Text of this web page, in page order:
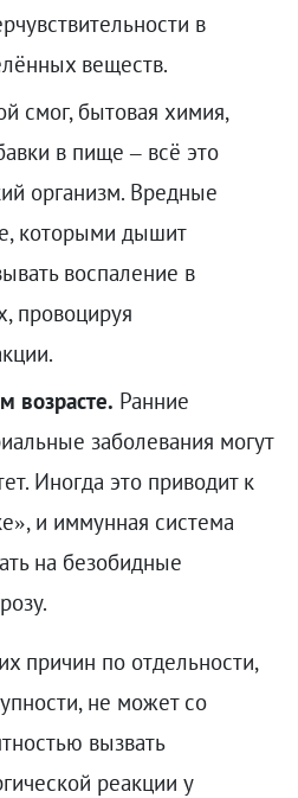
в
веществ.
смог, бытовая химия,
в пище – всё это
организм. Вредные
которыми дышит
воспаление в
провоцируя
возрасте. Ранние
заболевания могут
Иногда это приводит к
и иммунная система
на безобидные
причин по отдельности,
не может со
вызвать
реакции у